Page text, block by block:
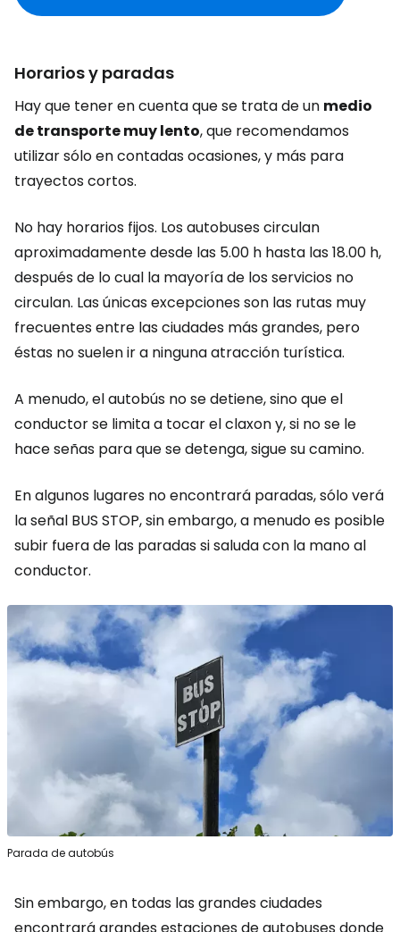
Horarios y paradas
Hay que tener en cuenta que se trata de un medio
de transporte muy lento, que recomendamos
utilizar sólo en contadas ocasiones, y más para
trayectos cortos.
No hay horarios fijos. Los autobuses circulan
aproximadamente desde las 5.00 h hasta las 18.00 h,
después de lo cual la mayoría de los servicios no
circulan. Las únicas excepciones son las rutas muy
frecuentes entre las ciudades más grandes, pero
éstas no suelen ir a ninguna atracción turística.
A menudo, el autobús no se detiene, sino que el
conductor se limita a tocar el claxon y, si no se le
hace señas para que se detenga, sigue su camino.
En algunos lugares no encontrará paradas, sólo verá
la señal BUS STOP, sin embargo, a menudo es posible
subir fuera de las paradas si saluda con la mano al
conductor.
Parada de autobús
Sin embargo, en todas las grandes ciudades